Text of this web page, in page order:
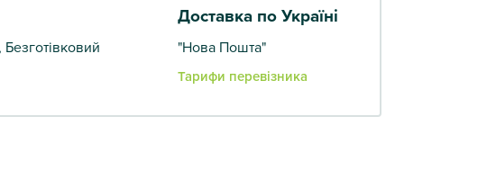
Доставка по Україні
"Нова Пошта"
Тарифи перевізника